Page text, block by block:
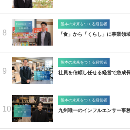
8
熊本の未来をつくる経営者
「食」から「くらし」に事業領
9
熊本の未来をつくる経営者
社員を信頼し任せる経営で急成
10
熊本の未来をつくる経営者
九州唯一のインフルエンサー事